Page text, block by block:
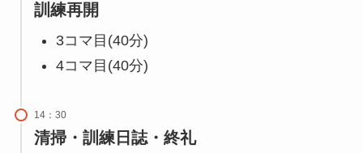
訓練再開
3コマ目(40分)
4コマ目(40分)
14：30
清掃・訓練日誌・終礼